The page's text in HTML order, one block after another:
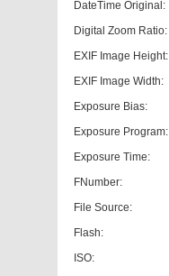
DateTime Original:
Digital Zoom Ratio:
EXIF Image Height:
EXIF Image Width:
Exposure Bias:
Exposure Program:
Exposure Time:
FNumber:
File Source:
Flash:
ISO: